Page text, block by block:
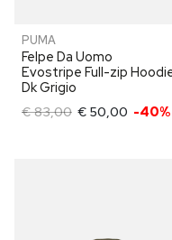
PUMA
Felpe Da Uomo
Evostripe Full-zip
Dk Grigio
€ 83,00 € 50,00 -40%